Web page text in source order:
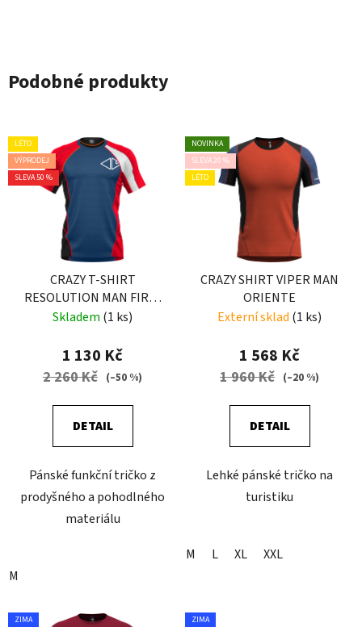
Podobné produkty
LÉTO
VÝPRODEJ
SLEVA 50 %
CRAZY T-SHIRT
RESOLUTION MAN FIRE-
WHITE
Skladem (1 ks)
1 130 Kč
2 260 Kč (–50 %)
DETAIL
Pánské funkční tričko z
prodyšného a pohodlného
materiálu
M
NOVINKA
SLEVA 20 %
LÉTO
CRAZY SHIRT VIPER MAN
ORIENTE
Externí sklad (1 ks)
1 568 Kč
1 960 Kč (–20 %)
DETAIL
Lehké pánské tričko na
turistiku
M L XL XXL
ZIMA
ZIMA